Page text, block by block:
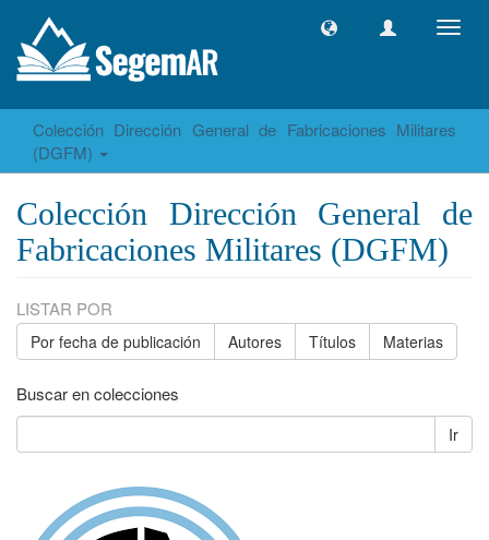
Colección Dirección General de Fabricaciones Militares
(DGFM)
Colección Dirección General de
Fabricaciones Militares (DGFM)
LISTAR POR
Por fecha de publicación Autores Títulos Materias
Buscar en colecciones
Ir